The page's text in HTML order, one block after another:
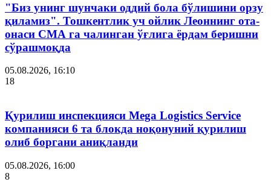
"Биз унинг шунчаки оддий бола бўлишини орзу
қиламиз". Тошкентлик уч ойлик Леоннинг ота-
онаси СМА га чалинган ўғлига ёрдам беришни
сўрашмоқда
05.08.2026, 16:10
18
Қурилиш инспекцияси Мega Logistics Service
компанияси 6 та блокда ноқонуний қурилиш
олиб боргани аниқланди
05.08.2026, 16:00
8